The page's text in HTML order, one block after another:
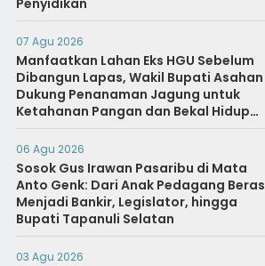
Penyidikan
07 Agu 2026
Manfaatkan Lahan Eks HGU Sebelum
Dibangun Lapas, Wakil Bupati Asahan
Dukung Penanaman Jagung untuk
Ketahanan Pangan dan Bekal Hidup
Warga Binaan
06 Agu 2026
Sosok Gus Irawan Pasaribu di Mata
Anto Genk: Dari Anak Pedagang Beras
Menjadi Bankir, Legislator, hingga
Bupati Tapanuli Selatan
03 Agu 2026